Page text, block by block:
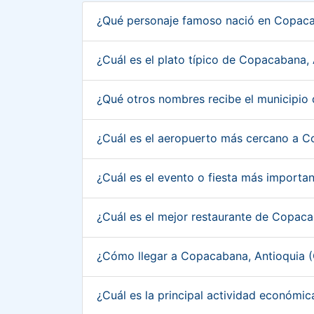
¿Qué personaje famoso nació en
¿Cuál es el plato típico de
¿Qué otros nombres recibe el
¿Cuál es el aeropuerto más cercano a
¿Cuál es el evento o fiesta más
¿Cuál es el mejor restaurante de
¿Cómo llegar a Copacabana, Antioquia
¿Cuál es la principal actividad